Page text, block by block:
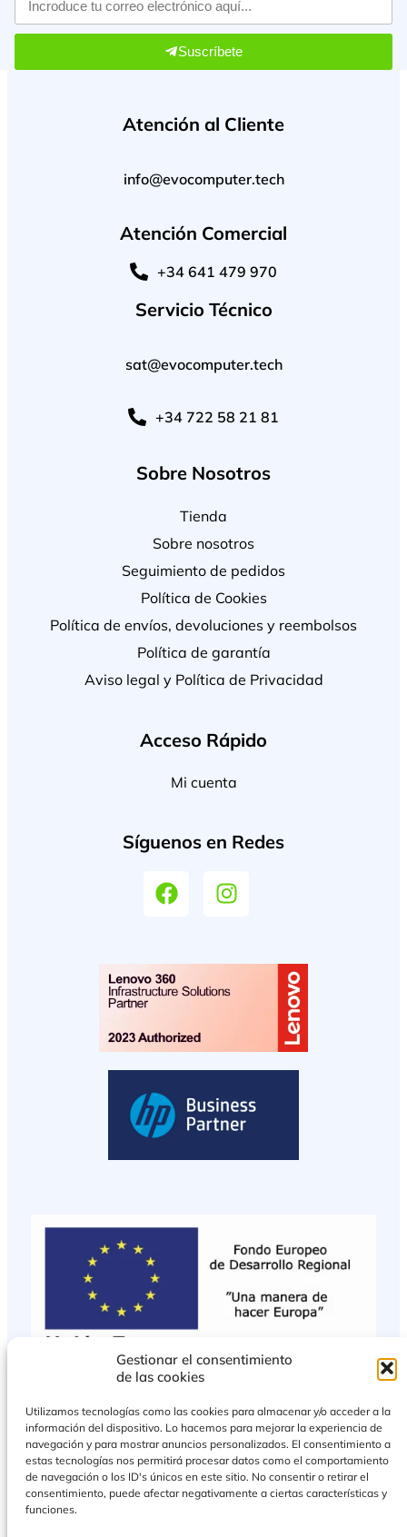
Gestionar el consentimiento
de las cookies
Utilizamos tecnologías como las cookies para almacenar y/o acceder a la
información del dispositivo. Lo hacemos para mejorar la experiencia de
navegación y para mostrar anuncios personalizados. El consentimiento a
estas tecnologías nos permitirá procesar datos como el comportamiento
de navegación o los ID's únicos en este sitio. No consentir o retirar el
consentimiento, puede afectar negativamente a ciertas características y
funciones.
Suscríbete
Atención al Cliente
info@evocomputer.tech
Atención Comercial
+34 641 479 970
Servicio Técnico
sat@evocomputer.tech
+34 722 58 21 81
Sobre Nosotros
Tienda
Sobre nosotros
Seguimiento de pedidos
Política de Cookies
Política de envíos, devoluciones y reembolsos
Política de garantía
Aviso legal y Política de Privacidad
Acceso Rápido
Mi cuenta
Síguenos en Redes